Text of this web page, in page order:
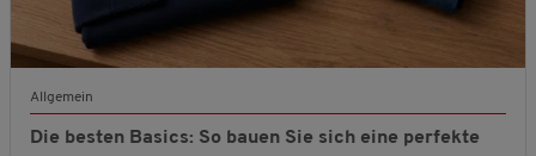
Allgemein
Die besten Basics: So bauen Sie sich eine perfekte